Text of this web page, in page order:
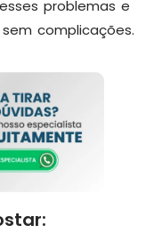
problemas e
complicações.